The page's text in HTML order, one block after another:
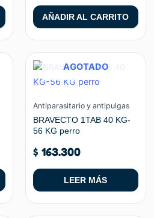
AÑADIR AL CARRITO
AGOTADO
Antiparasitario y antipulgas
BRAVECTO 1TAB 40 KG-
56 KG perro
$ 163.300
LEER MÁS